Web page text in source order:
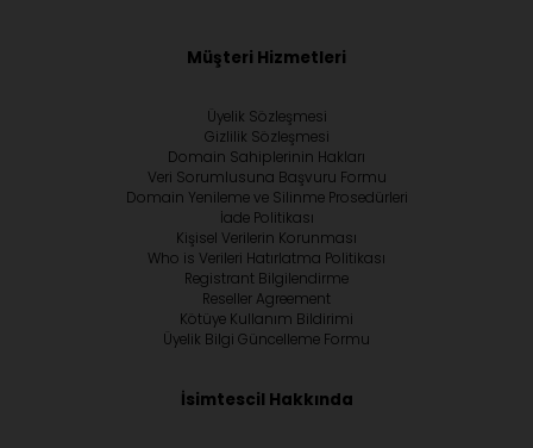
Müşteri Hizmetleri
Üyelik Sözleşmesi
Gizlilik Sözleşmesi
Domain Sahiplerinin Hakları
Veri Sorumlusuna Başvuru Formu
Domain Yenileme ve Silinme Prosedürleri
İade Politikası
Kişisel Verilerin Korunması
Who is Verileri Hatırlatma Politikası
Registrant Bilgilendirme
Reseller Agreement
Kötüye Kullanım Bildirimi
Üyelik Bilgi Güncelleme Formu
İsimtescil Hakkında